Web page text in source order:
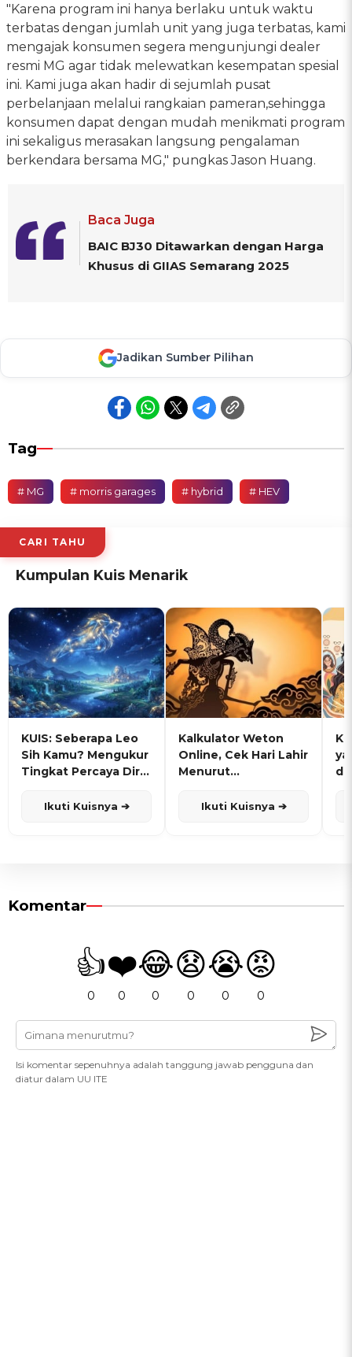
"Karena program ini hanya berlaku untuk waktu
terbatas dengan jumlah unit yang juga terbatas, kami
mengajak konsumen segera mengunjungi dealer
resmi MG agar tidak melewatkan kesempatan spesial
ini. Kami juga akan hadir di sejumlah pusat
perbelanjaan melalui rangkaian pameran,sehingga
konsumen dapat dengan mudah menikmati program
ini sekaligus merasakan langsung pengalaman
berkendara bersama MG," pungkas Jason Huang.
Baca Juga
BAIC BJ30 Ditawarkan dengan Harga
Khusus di GIIAS Semarang 2025
Jadikan Sumber Pilihan
Tag
# MG # morris garages # hybrid # HEV
CARI TAHU
Kumpulan Kuis Menarik
KUIS: Seberapa Leo
Sih Kamu? Mengukur
Tingkat Percaya Diri
Ikuti Kuisnya ➔
Kalkulator Weton
Online, Cek Hari Lahir
Menurut
Ikuti Kuisnya ➔
Komentar
👍
0
❤️
0
😂
0
😧
0
😭
0
😡
0
Isi komentar sepenuhnya adalah tanggung jawab pengguna dan
diatur dalam UU ITE